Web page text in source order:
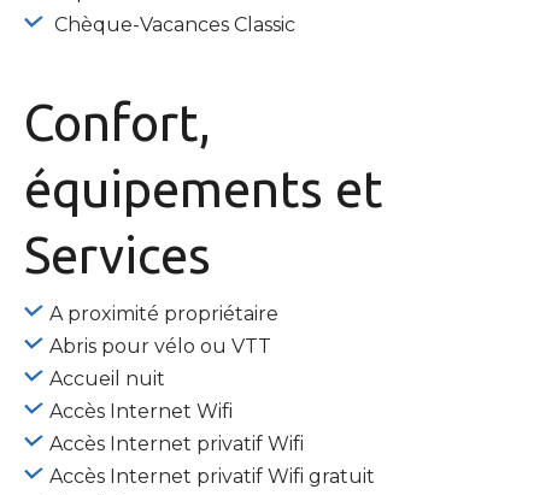
Chèque-Vacances Classic
Confort,
équipements et
Services
A proximité propriétaire
Abris pour vélo ou VTT
Accueil nuit
Accès Internet Wifi
Accès Internet privatif Wifi
Accès Internet privatif Wifi gratuit